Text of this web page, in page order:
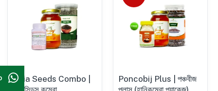
Chia Seeds Combo |
Poncobij Plus | পঞ্চবীজ